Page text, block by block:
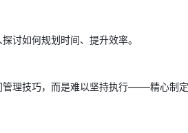
讨如何规划时间、提升效率。
理技巧，而是难以坚持执行——精心制